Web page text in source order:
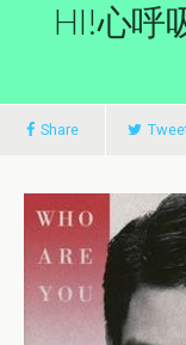
HI!心呼
Share